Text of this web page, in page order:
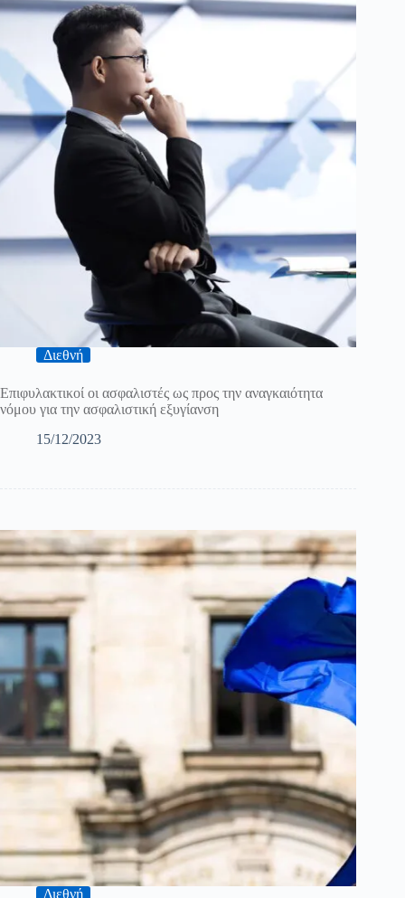
Διεθνή
Επιφυλακτικοί οι ασφαλιστές ως προς την αναγκαιότητα
νόμου για την ασφαλιστική εξυγίανση
15/12/2023
Διεθνή